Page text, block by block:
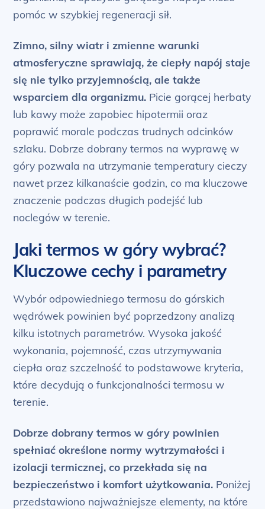
pomóc w szybkiej regeneracji sił.
Zimno, silny wiatr i zmienne warunki
atmosferyczne sprawiają, że ciepły napój staje
się nie tylko przyjemnością, ale także
wsparciem dla organizmu. Picie gorącej herbaty
lub kawy może zapobiec hipotermii oraz
poprawić morale podczas trudnych odcinków
szlaku. Dobrze dobrany termos na wyprawę w
góry pozwala na utrzymanie temperatury cieczy
nawet przez kilkanaście godzin, co ma kluczowe
znaczenie podczas długich podejść lub
noclegów w terenie.
Jaki termos w góry wybrać?
Kluczowe cechy i parametry
Wybór odpowiedniego termosu do górskich
wędrówek powinien być poprzedzony analizą
kilku istotnych parametrów. Wysoka jakość
wykonania, pojemność, czas utrzymywania
ciepła oraz szczelność to podstawowe kryteria,
które decydują o funkcjonalności termosu w
terenie.
Dobrze dobrany termos w góry powinien
spełniać określone normy wytrzymałości i
izolacji termicznej, co przekłada się na
bezpieczeństwo i komfort użytkowania. Poniżej
przedstawiono najważniejsze elementy, na które